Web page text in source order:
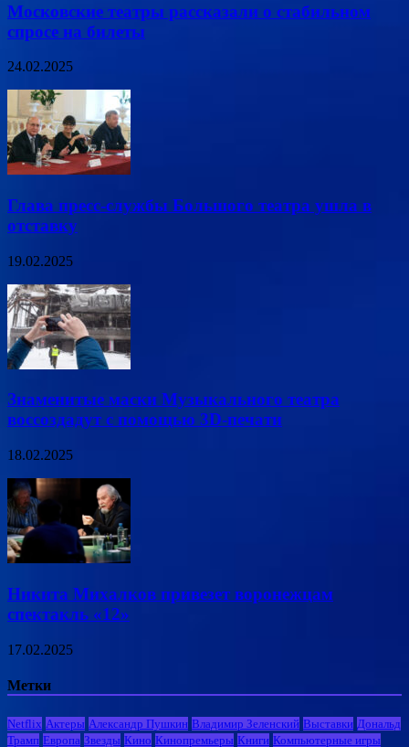
Московские театры рассказали о стабильном
спросе на билеты
24.02.2025
Глава пресс-службы Большого театра ушла в
отставку
19.02.2025
Знаменитые маски Музыкального театра
воссоздадут с помощью 3D-печати
18.02.2025
Никита Михалков привезет воронежцам
спектакль «12»
17.02.2025
Метки
Netflix Актеры Александр Пушкин Владимир Зеленский Выставки Дональд
Трамп Европа Звезды Кино Кинопремьеры Книги Компьютерные игры